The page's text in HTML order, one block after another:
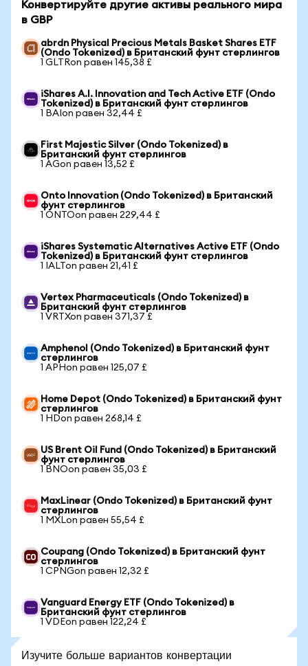
Конвертируйте другие активы реального мира
в GBP
abrdn Physical Precious Metals Basket Shares ETF
(Ondo Tokenized) в Британский фунт стерлингов
1 GLTRon равен 145,38 £
iShares A.I. Innovation and Tech Active ETF (Ondo
Tokenized) в Британский фунт стерлингов
1 BAIon равен 32,44 £
First Majestic Silver (Ondo Tokenized) в
Британский фунт стерлингов
1 AGon равен 13,52 £
Onto Innovation (Ondo Tokenized) в Британский
фунт стерлингов
1 ONTOon равен 229,44 £
iShares Systematic Alternatives Active ETF (Ondo
Tokenized) в Британский фунт стерлингов
1 IALTon равен 21,41 £
Vertex Pharmaceuticals (Ondo Tokenized) в
Британский фунт стерлингов
1 VRTXon равен 371,37 £
Amphenol (Ondo Tokenized) в Британский фунт
стерлингов
1 APHon равен 125,07 £
Home Depot (Ondo Tokenized) в Британский фунт
стерлингов
1 HDon равен 268,14 £
US Brent Oil Fund (Ondo Tokenized) в Британский
фунт стерлингов
1 BNOon равен 35,03 £
MaxLinear (Ondo Tokenized) в Британский фунт
стерлингов
1 MXLon равен 55,54 £
Coupang (Ondo Tokenized) в Британский фунт
стерлингов
1 CPNGon равен 12,32 £
Vanguard Energy ETF (Ondo Tokenized) в
Британский фунт стерлингов
1 VDEon равен 122,24 £
Изучите больше вариантов конвертации